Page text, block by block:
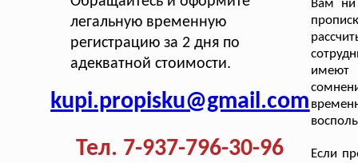
легальную временную
регистрацию за 2 дня по
адекватной стоимости.
kupi.propisku@gmail.com
Тел. 7-937-796-30-96
Вам ни
имеют
Если